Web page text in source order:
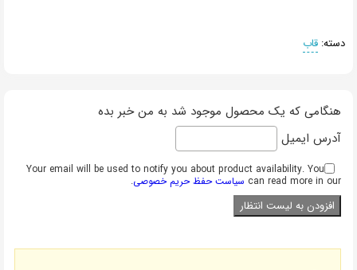
دسته: قاب
هنگامی که یک محصول موجود شد به من خبر بده
آدرس ایمیل
Your email will be used to notify you about product availability. You
can read more in our سیاست حفظ حریم خصوصی.